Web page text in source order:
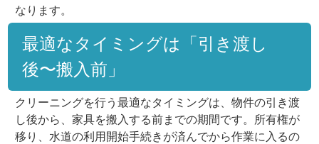
なります。
最適なタイミングは「引き渡し
後〜搬入前」
クリーニングを行う最適なタイミングは、物件の引き渡
し後から、家具を搬入する前までの期間です。所有権が
移り、水道の利用開始手続きが済んでから作業に入るの